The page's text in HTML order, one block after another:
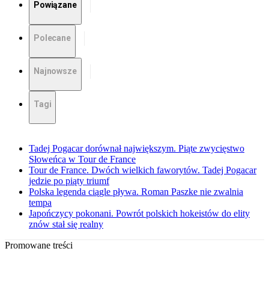
Powiązane
Polecane
Najnowsze
Tagi
Tadej Pogacar dorównał największym. Piąte zwycięstwo
Słoweńca w Tour de France
Tour de France. Dwóch wielkich faworytów. Tadej Pogacar
jedzie po piąty triumf
Polska legenda ciągle pływa. Roman Paszke nie zwalnia
tempa
Japończycy pokonani. Powrót polskich hokeistów do elity
znów stał się realny
Promowane treści